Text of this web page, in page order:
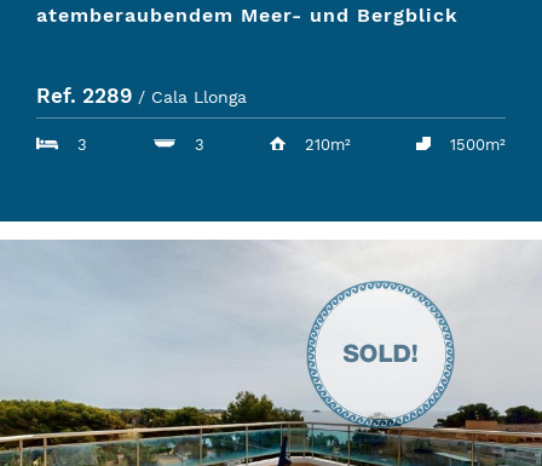
atemberaubendem Meer- und Bergblick
Ref. 2289 / Cala Llonga
3 3 210m² 1500m²